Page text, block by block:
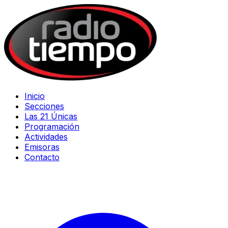
Inicio
Secciones
Las 21 Únicas
Programación
Actividades
Emisoras
Contacto